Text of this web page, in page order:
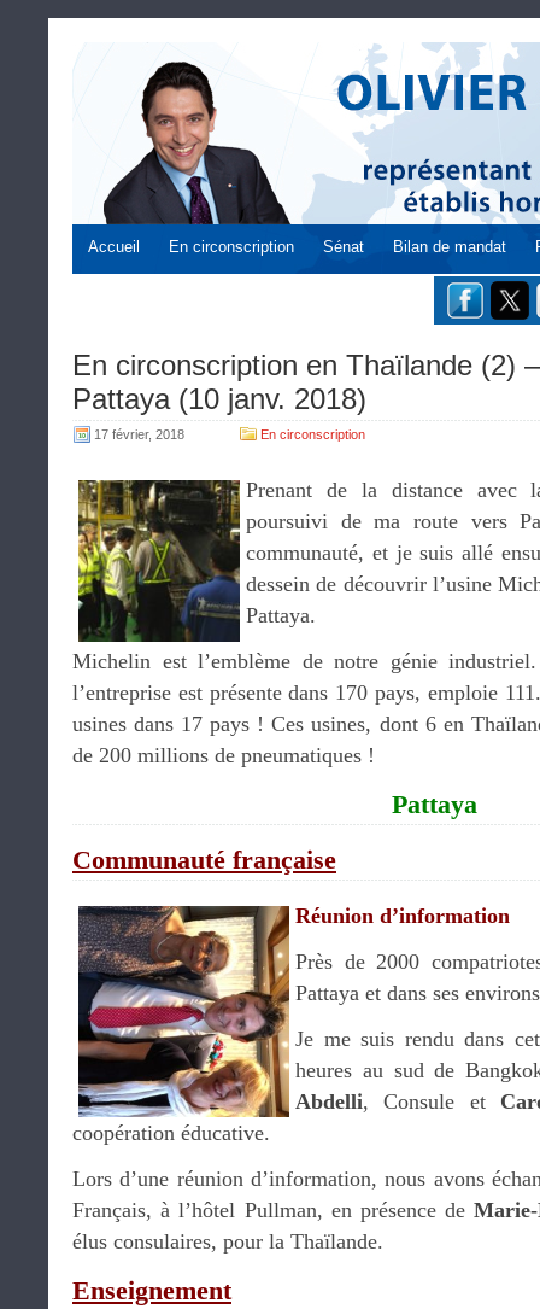
Accueil En circonscription Sénat Bilan de mandat
En circonscription en Thaïlande (2)
Pattaya (10 janv. 2018)
17 février, 2018 En circonscription
Prenant de la distance avec
poursuivi de ma route vers
communauté, et je suis allé
dessein de découvrir l’usine
Pattaya.
Michelin est l’emblème de notre génie
l’entreprise est présente dans 170 pays, emploie
usines dans 17 pays ! Ces usines, dont 6 en
de 200 millions de pneumatiques !
Pattaya
Communauté française
Réunion d’information
Près de 2000
Pattaya et dans ses
Je me suis rendu dans
heures au sud de
Abdelli, Consule et
coopération éducative.
Lors d’une réunion d’information, nous avons
Français, à l’hôtel Pullman, en présence de
élus consulaires, pour la Thaïlande.
Enseignement